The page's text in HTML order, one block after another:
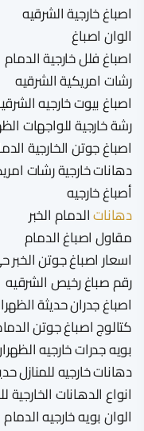
اصباغ خارجية الشرقيه
الوان اصباغ
اصباغ فلل خارجية الدمام
رشات امريكية الشرقيه
اصباغ بيوت خارجيه
رشة خارجية للواجهات
اصباغ جوتن الخارجية
دهانات خارجية رشات
أصباغ خارجيه
دهاناتالدمام الخبر
مقاول اصباغ الدمام
اسعار اصباغ جوتن الخبر
رقم صباغ رخيص الشرقيه
اصباغ جدران حديثة
كتالوج اصباغ جوتن
بويه جدرات خارجيه
دهانات خارجيه للمنازل
انواع الدهانات
الوان بويه خارجيه الدمام